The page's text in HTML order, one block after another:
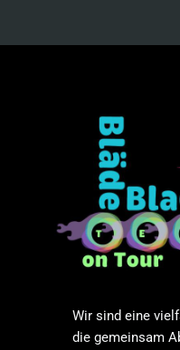
Wir sind eine
die gemeinsam